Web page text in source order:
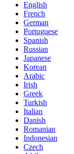
English
French
German
Portuguese
Spanish
Russian
Japanese
Korean
Arabic
Irish
Greek
Turkish
Italian
Danish
Romanian
Indonesian
Czech